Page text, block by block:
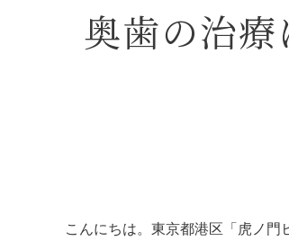
奥歯の治
こんにちは。東京都港区「虎ノ門